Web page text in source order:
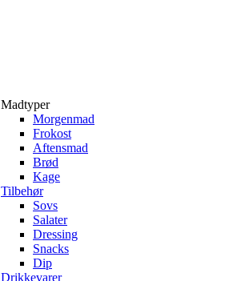
Madtyper
Morgenmad
Frokost
Aftensmad
Brød
Kage
Tilbehør
Sovs
Salater
Dressing
Snacks
Dip
Drikkevarer